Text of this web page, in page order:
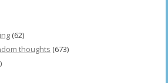
(62)
thoughts (673)